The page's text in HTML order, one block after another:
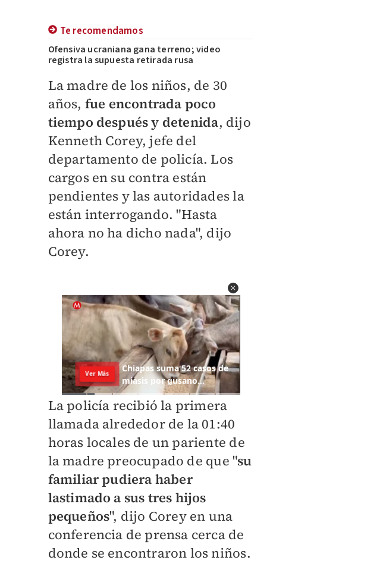
Te recomendamos
Ofensiva ucraniana gana terreno; video
registra la supuesta retirada rusa
La madre de los niños, de 30
años, fue encontrada poco
tiempo después y detenida, dijo
Kenneth Corey, jefe del
departamento de policía. Los
cargos en su contra están
pendientes y las autoridades la
están interrogando. "Hasta
ahora no ha dicho nada", dijo
Corey.
La policía recibió la primera
llamada alrededor de la 01:40
horas locales de un pariente de
la madre preocupado de que "su
familiar pudiera haber
lastimado a sus tres hijos
pequeños", dijo Corey en una
conferencia de prensa cerca de
donde se encontraron los niños.